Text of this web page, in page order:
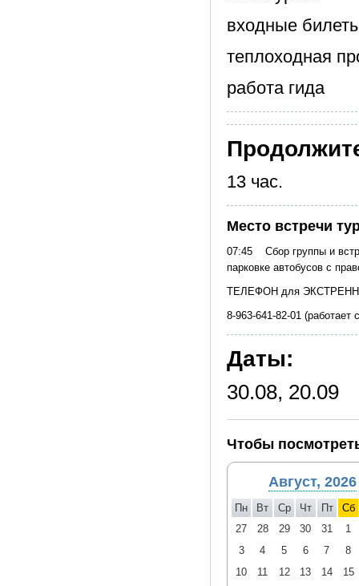
входные
теплоходная
работа гида
13 час.
Место встречи
07:45 Сбор группы и
парковке автобусов с
ТЕЛЕФОН для
8-963-641-82-01
Даты:
30.08, 20.09
Чтобы
Август, 2026
Пн Вт Ср Чт Пт
Сб
27
28 29 30 31
1
3
4 5 6 7
8
10
11 12 13 14
15